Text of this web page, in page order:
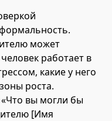
может
работает в
какие у него
роста.
вы могли бы
[Имя